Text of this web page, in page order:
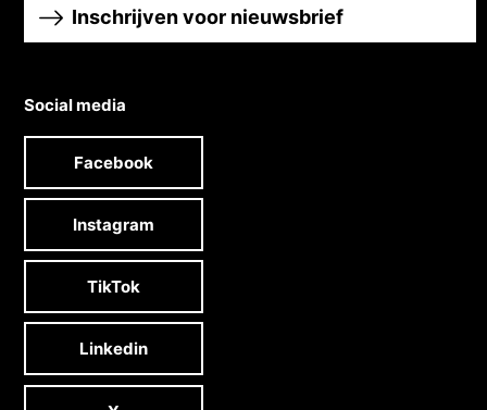
Inschrijven voor nieuwsbrief
Social media
Facebook
Instagram
TikTok
Linkedin